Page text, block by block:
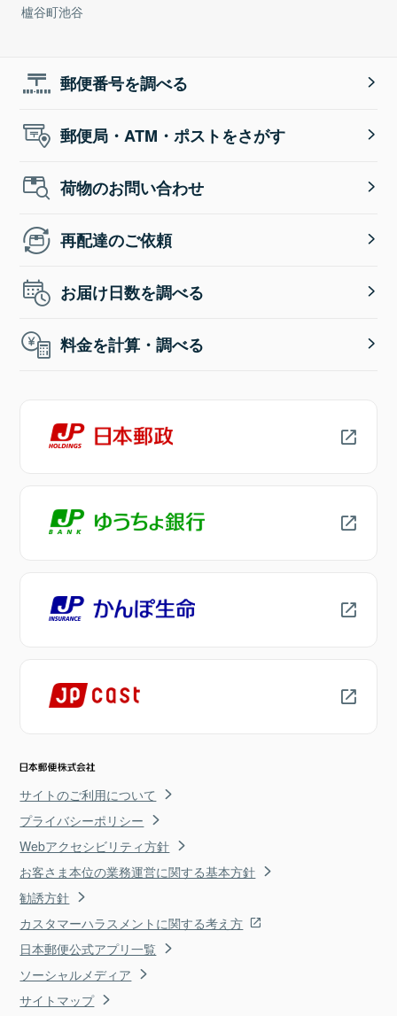
櫨谷町池谷
郵便番号を調べる
郵便局・ATM・ポストをさがす
荷物のお問い合わせ
再配達のご依頼
お届け日数を調べる
料金を計算・調べる
サイトのご利用について
プライバシーポリシー
Webアクセシビリティ方針
お客さま本位の業務運営に関する基本方針
勧誘方針
カスタマーハラスメントに関する考え方
日本郵便公式アプリ一覧
ソーシャルメディア
サイトマップ